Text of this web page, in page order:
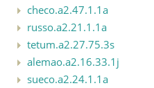
checo.a2.47.1.1a
russo.a2.21.1.1a
tetum.a2.27.75.3s
alemao.a2.16.33.1j
sueco.a2.24.1.1a